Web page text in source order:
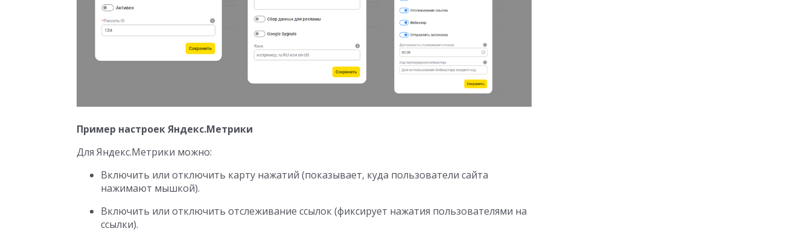
Пример настроек Яндекс.Метрики
Для Яндекс.Метрики можно:
Включить или отключить карту нажатий (показывает, куда пользователи сайта
нажимают мышкой).
Включить или отключить отслеживание ссылок (фиксирует нажатия пользователями на
ссылки).